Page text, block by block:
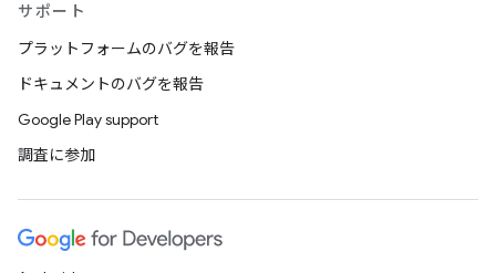
サポート
プラットフォームのバグを報告
ドキュメントのバグを報告
Google Play support
調査に参加